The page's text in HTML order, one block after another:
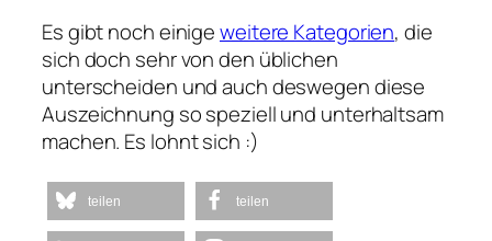
Es gibt noch einigeweitere Kategorien, die
sich doch sehr von den üblichen
unterscheiden und auch deswegen diese
Auszeichnung so speziell und unterhaltsam
machen. Es lohnt sich :)
teilen teilen